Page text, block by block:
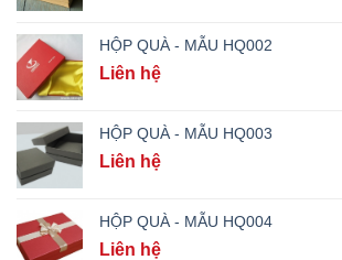
HỘP QUÀ - MẪU HQ002
Liên hệ
HỘP QUÀ - MẪU HQ003
Liên hệ
HỘP QUÀ - MẪU HQ004
Liên hệ